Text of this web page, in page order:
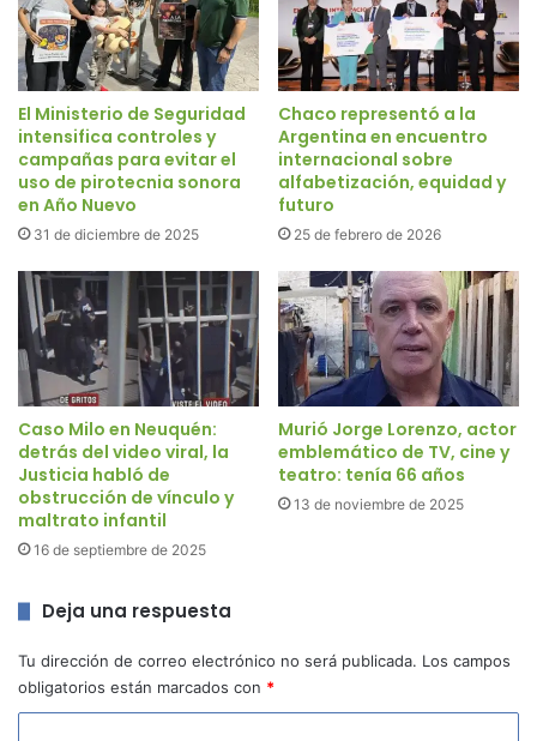
El Ministerio de Seguridad
intensifica controles y
campañas para evitar el
uso de pirotecnia sonora
en Año Nuevo
31 de diciembre de 2025
Chaco representó a la
Argentina en encuentro
internacional sobre
alfabetización, equidad y
futuro
25 de febrero de 2026
Caso Milo en Neuquén:
detrás del video viral, la
Justicia habló de
obstrucción de vínculo y
maltrato infantil
16 de septiembre de 2025
Murió Jorge Lorenzo, actor
emblemático de TV, cine y
teatro: tenía 66 años
13 de noviembre de 2025
Deja una respuesta
Tu dirección de correo electrónico no será publicada. Los campos
obligatorios están marcados con *